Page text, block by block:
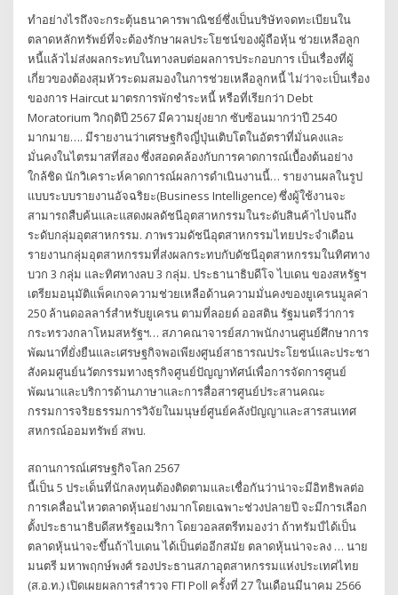
ทำอย่างไรถึงจะกระตุ้นธนาคารพาณิชย์ซึ่งเป็นบริษัทจดทะเบียนใน
ตลาดหลักทรัพย์ที่จะต้องรักษาผลประโยชน์ของผู้ถือหุ้น ช่วยเหลือลูก
หนี้แล้วไม่ส่งผลกระทบในทางลบต่อผลการประกอบการ เป็นเรื่องที่ผู้
เกี่ยวของต้องสุมหัวระดมสมองในการช่วยเหลือลูกหนี้ ไม่ว่าจะเป็นเรื่อง
ของการ Haircut มาตรการพักชำระหนี้ หรือที่เรียกว่า Debt
Moratorium วิกฤติปี 2567 มีความยุ่งยาก ซับซ้อนมากว่าปี 2540
มากมาย…. มีรายงานว่าเศรษฐกิจญี่ปุ่นเติบโตในอัตราที่มั่นคงและ
มั่นคงในไตรมาสที่สอง ซึ่งสอดคล้องกับการคาดการณ์เบื้องต้นอย่าง
ใกล้ชิด นักวิเคราะห์คาดการณ์ผลการดําเนินงานนี้… รายงานผลในรูป
แบบระบบรายงานอัจฉริยะ(Business Intelligence) ซึ่งผู้ใช้งานจะ
สามารถสืบค้นและแสดงผลดัชนีอุตสาหกรรมในระดับสินค้าไปจนถึง
ระดับกลุ่มอุตสาหกรรม. ภาพรวมดัชนีอุตสาหกรรมไทยประจำเดือน
รายงานกลุ่มอุตสาหกรรมที่ส่งผลกระทบกับดัชนีอุตสาหกรรมในทิศทาง
บวก 3 กลุ่ม และทิศทางลบ 3 กลุ่ม. ประธานาธิบดีโจ ไบเดน ของสหรัฐฯ
เตรียมอนุมัติแพ็คเกจความช่วยเหลือด้านความมั่นคงของยูเครนมูลค่า
250 ล้านดอลลาร์สําหรับยูเครน ตามที่ลอยด์ ออสติน รัฐมนตรีว่าการ
กระทรวงกลาโหมสหรัฐฯ… สภาคณาจารย์สภาพนักงานศูนย์ศึกษาการ
พัฒนาที่ยั่งยืนและเศรษฐกิจพอเพียงศูนย์สาธารณประโยชน์และประชา
สังคมศูนย์นวัตกรรมทางธุรกิจศูนย์ปัญญาทัศน์เพื่อการจัดการศูนย์
พัฒนาและบริการด้านภาษาและการสื่อสารศูนย์ประสานคณะ
กรรมการจริยธรรมการวิจัยในมนุษย์ศูนย์คลังปัญญาและสารสนเทศ
สหกรณ์ออมทรัพย์ สพบ.
สถานการณ์เศรษฐกิจโลก 2567
นี้เป็น 5 ประเด็นที่นักลงทุนต้องติดตามและเชื่อกันว่าน่าจะมีอิทธิพลต่อ
การเคลื่อนไหวตลาดหุ้นอย่างมากโดยเฉพาะช่วงปลายปี จะมีการเลือก
ตั้งประธานาธิบดีสหรัฐอเมริกา โดยวอลสตรีทมองว่า ถ้าทรัมป์ได้เป็น
ตลาดหุ้นน่าจะขึ้นถ้าไบเดน ได้เป็นต่ออีกสมัย ตลาดหุ้นน่าจะลง … นาย
มนตรี มหาพฤกษ์พงศ์ รองประธานสภาอุตสาหกรรมแห่งประเทศไทย
(ส.อ.ท.) เปิดเผยผลการสำรวจ FTI Poll ครั้งที่ 27 ในเดือนมีนาคม 2566